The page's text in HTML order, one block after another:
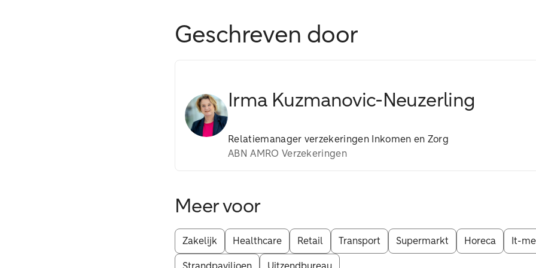
Geschreven door
Irma Kuzmanovic-Neuzerling
Relatiemanager verzekeringen Inkomen en Zorg
ABN AMRO Verzekeringen
Meer voor
Zakelijk Healthcare Retail Transport Supermarkt Horeca It-